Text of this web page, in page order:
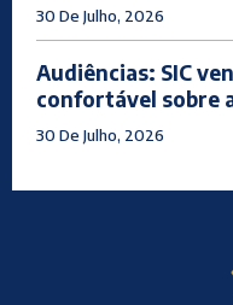
30 De Julho, 2026
Audiências: SIC
confortável sobre
30 De Julho, 2026